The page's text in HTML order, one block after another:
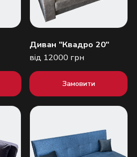
Диван "Квадро 20"
від 12000 грн
Замовити